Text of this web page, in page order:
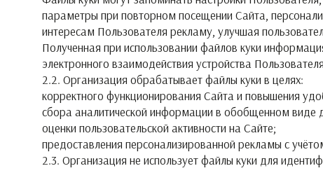
параметры при повторном посещении Сайта,
интересам Пользователя рекламу, улучшая
Полученная при использовании файлов куки
электронного взаимодействия устройства
2.2. Организация обрабатывает файлы куки в целях:
корректного функционирования Сайта и повышения
сбора аналитической информации в обобщенном виде
оценки пользовательской активности на Сайте;
предоставления персонализированной рекламы с
2.3. Организация не использует файлы куки для